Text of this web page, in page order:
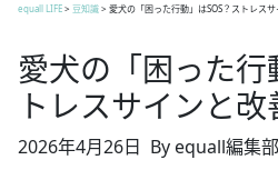
equall LIFE> 豆知識> 愛犬の「困った行動」はSOS？ストレス
愛犬の「困った行
トレスサインと改
2026年4月26日 By equall編集部